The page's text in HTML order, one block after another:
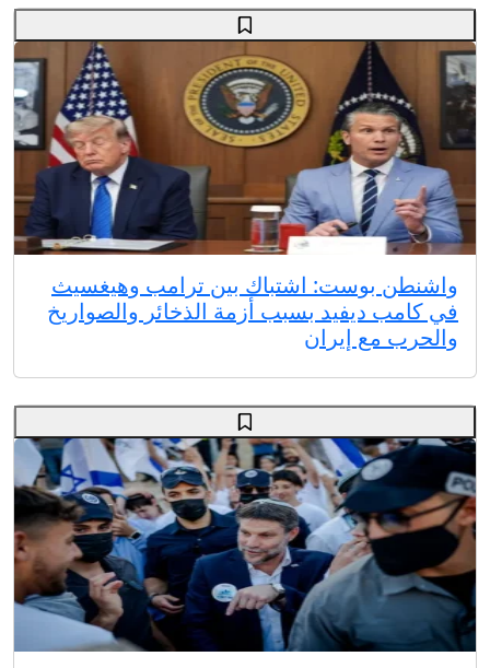
واشنطن بوست: اشتباك بين ترامب وهيغسيث
في كامب ديفيد بسبب أزمة الذخائر والصواريخ
والحرب مع إيران